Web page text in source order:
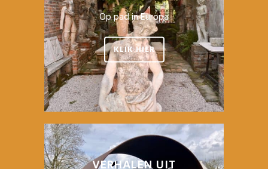
Op pad in Europa
KLIK HIER
VERHALEN UIT